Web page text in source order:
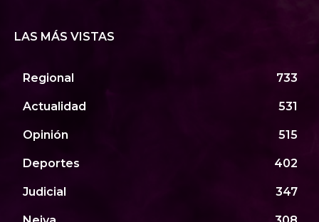
LAS MÁS VISTAS
Regional 733
Actualidad 531
Opinión 515
Deportes 402
Judicial 347